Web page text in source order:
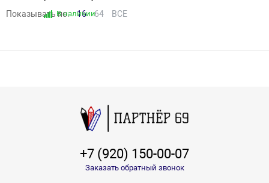
В наличии
Показывать по: 16 64 ВСЕ
+7 (920) 150-00-07
Заказать обратный звонок